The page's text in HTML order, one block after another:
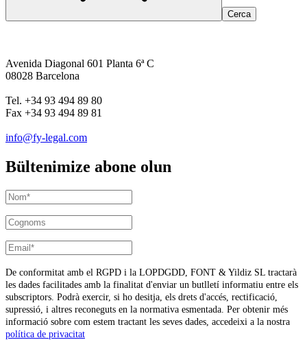
Avenida Diagonal 601 Planta 6ª C
08028 Barcelona
Tel. +34 93 494 89 80
Fax +34 93 494 89 81
info@fy-legal.com
Bültenimize abone olun
De conformitat amb el RGPD i la LOPDGDD, FONT & Yildiz SL tractarà
les dades facilitades amb la finalitat d'enviar un butlletí informatiu entre els
subscriptors. Podrà exercir, si ho desitja, els drets d'accés, rectificació,
supressió, i altres reconeguts en la normativa esmentada. Per obtenir més
informació sobre com estem tractant les seves dades, accedeixi a la nostra
política de privacitat